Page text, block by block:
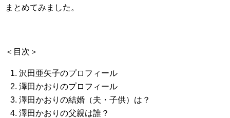
まとめてみました。
＜目次＞
沢田亜矢子のプロフィール
澤田かおりのプロフィール
澤田かおりの結婚（夫・子供）は？
澤田かおりの父親は誰？